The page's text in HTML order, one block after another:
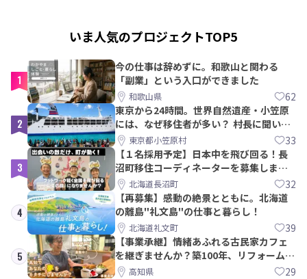
いま人気のプロジェクトTOP5
1
今の仕事は辞めずに。和歌山と関わる
「副業」という入口ができました
和歌山県 62
2
東京から24時間。世界自然遺産・小笠原
には、なぜ移住者が多い？ 村長に聞いて
みた東京都小笠原村 33
3
【１名採用予定】日本中を飛び回る！長
沼町移住コーディネーターを募集しま
す！北海道長沼町 32
4
【再募集】感動の絶景とともに。北海道
の離島"礼文島"の仕事と暮らし！
北海道礼文町 39
5
【事業承継】情緒あふれる古民家カフェ
を継ぎませんか？築100年、リフォームか
ら約10年！
高知県 29